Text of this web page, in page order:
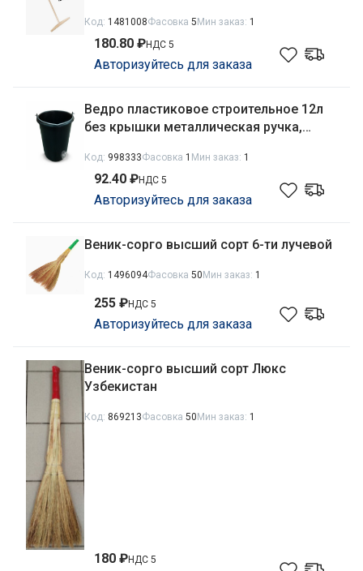
Код: 1481008Фасовка 5 Мин заказ: 1
180.80 ₽НДС 5
Авторизуйтесь для заказа
Ведро пластиковое строительное 12л
без крышки металлическая ручка,
Код: 998333Фасовка 1 Мин заказ: 1
92.40 ₽НДС 5
Авторизуйтесь для заказа
Веник-сорго высший сорт 6-ти лучевой
Код: 1496094Фасовка 50 Мин заказ: 1
255 ₽НДС 5
Авторизуйтесь для заказа
Веник-сорго высший сорт Люкс
Узбекистан
Код: 869213Фасовка 50 Мин заказ: 1
180 ₽НДС 5